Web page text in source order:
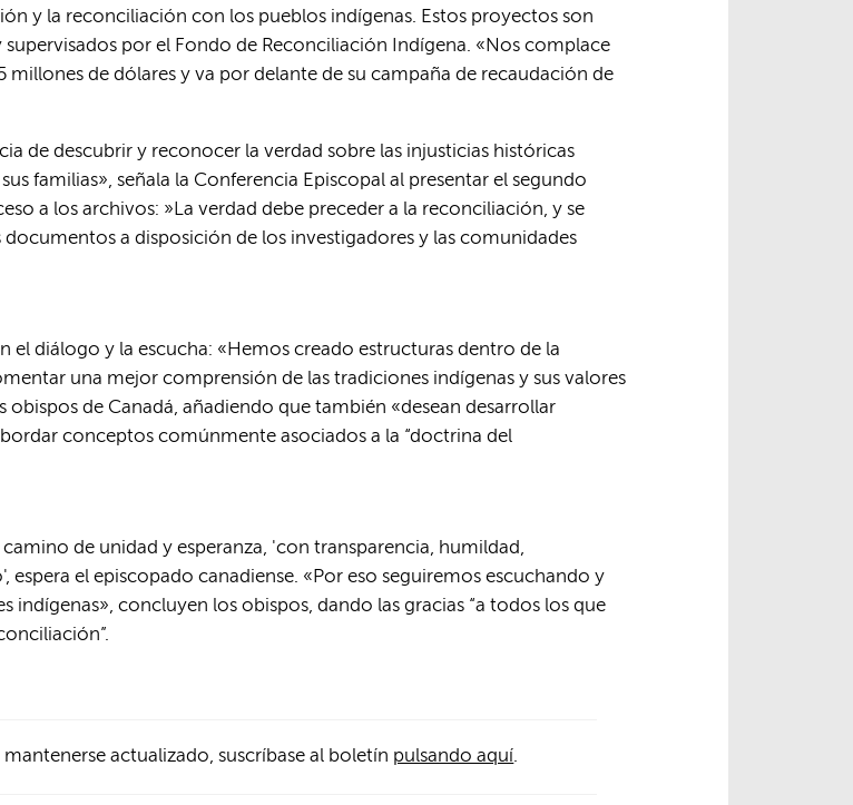
y la reconciliación con los pueblos indígenas. Estos proyectos son
por el Fondo de Reconciliación Indígena. «Nos complace
millones de dólares y va por delante de su campaña de recaudación de
de descubrir y reconocer la verdad sobre las injusticias históricas
familias», señala la Conferencia Episcopal al presentar el segundo
a los archivos: »La verdad debe preceder a la reconciliación, y se
a disposición de los investigadores y las comunidades
diálogo y la escucha: «Hemos creado estructuras dentro de la
una mejor comprensión de las tradiciones indígenas y sus valores
de Canadá, añadiendo que también «desean desarrollar
conceptos comúnmente asociados a la “doctrina del
de unidad y esperanza, 'con transparencia, humildad,
el episcopado canadiense. «Por eso seguiremos escuchando y
indígenas», concluyen los obispos, dando las gracias “a todos los que
actualizado, suscríbase al boletín pulsando aquí.